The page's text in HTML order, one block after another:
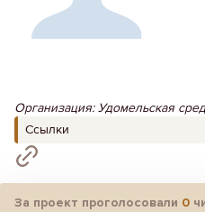
Организация: Удомельская
Ссылки
За проект проголосовали 0